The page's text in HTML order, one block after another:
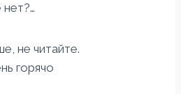
не читайте.
горячо